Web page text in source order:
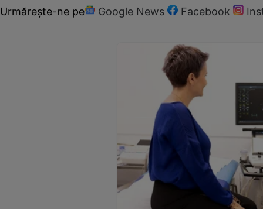
Urmărește-ne pe Google News Facebook